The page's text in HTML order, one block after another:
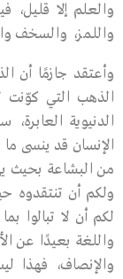
والعلم إلا قليل،
واللمز، والسخف
وأعتقد جازمًا أن
الذهب التي كوّنت
الدنيوية
الإنسان قد ينسى
من البشاعة بحيث
ولكم أن تنتقدوه
لكم أن لا تبالوا
واللغة بعيدًا عن
والإنصاف، فهذا